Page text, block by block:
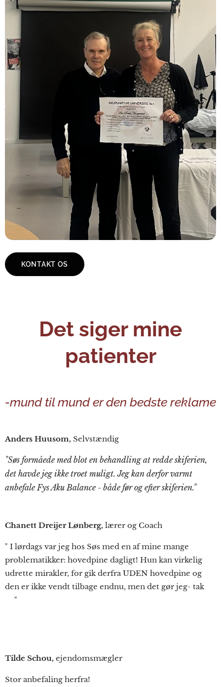
KONTAKT OS
Det siger mine
patienter
-mund til mund er den bedste reklame
Anders Huusom, Selvstændig
"Søs formåede med blot en behandling at redde skiferien,
det havde jeg ikke troet muligt. Jeg kan derfor varmt
anbefale Fys Aku Balance - både før og efter skiferien."
Chanett Dreijer Lønberg, lærer og Coach
" I lørdags var jeg hos Søs med en af mine mange
problematikker: hovedpine dagligt! Hun kan virkelig
udrette mirakler, for gik derfra UDEN hovedpine og
den er ikke vendt tilbage endnu, men det gør jeg- tak
❤️"
Tilde Schou, ejendomsmægler
Stor anbefaling herfra!